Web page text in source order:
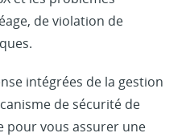
de violation de
intégrées de la gestion
de sécurité de
pour vous assurer une